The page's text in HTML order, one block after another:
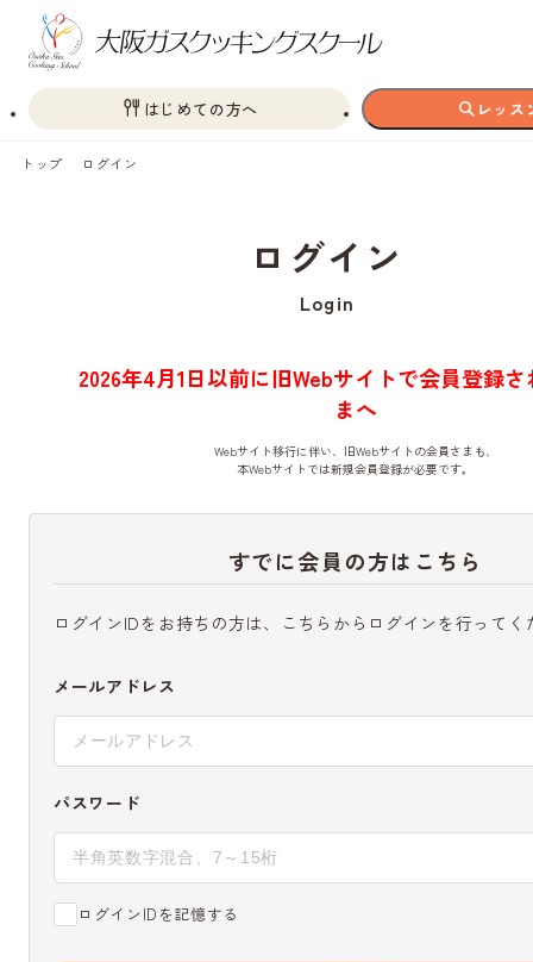
はじめての方へ レッス
トップ ログイン
ログイン
Login
2026年4月1日以前に旧Webサイトで会員登録
まへ
Webサイト移行に伴い、旧Webサイトの会員さまも、
本Webサイトでは新規会員登録が必要です。
すでに会員の方はこちら
ログインIDをお持ちの方は、こちらからログインを行ってく
メールアドレス
パスワード
ログインIDを記憶する